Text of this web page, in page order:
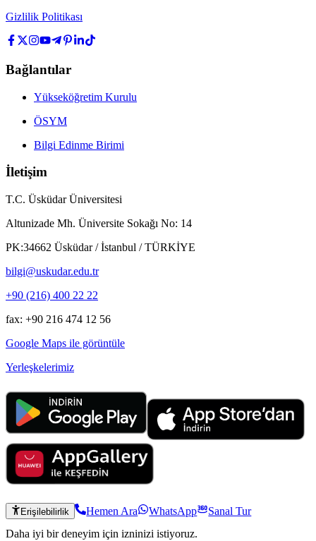
Gizlilik Politikası
Bağlantılar
Yükseköğretim Kurulu
ÖSYM
Bilgi Edinme Birimi
İletişim
T.C. Üsküdar Üniversitesi
Altunizade Mh. Üniversite Sokağı No: 14
PK:34662 Üsküdar / İstanbul / TÜRKİYE
bilgi@uskudar.edu.tr
+90 (216) 400 22 22
fax: +90 216 474 12 56
Google Maps ile görüntüle
Yerleşkelerimiz
Erişilebilirlik Hemen Ara WhatsApp
Sanal Tur
Daha iyi bir deneyim için izninizi istiyoruz.